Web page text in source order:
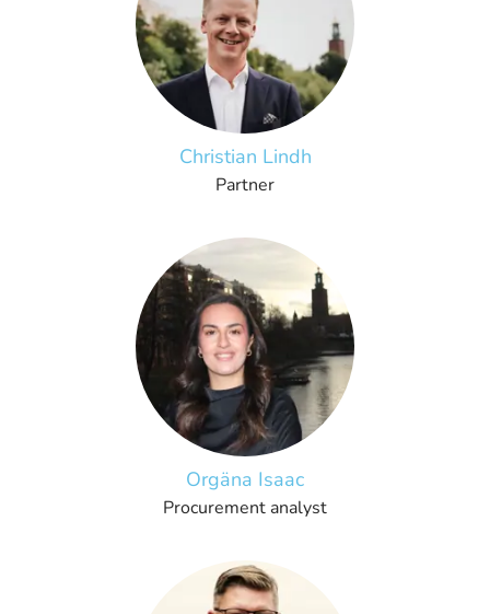
Christian Lindh
Partner
Orgäna Isaac
Procurement analyst